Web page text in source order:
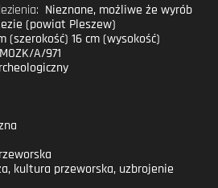
Nieznane, możliwe że wyrób
(powiat Pleszew)
(szerokość) 16 cm (wysokość)
MOZK/A/971
, kultura przeworska, uzbrojenie